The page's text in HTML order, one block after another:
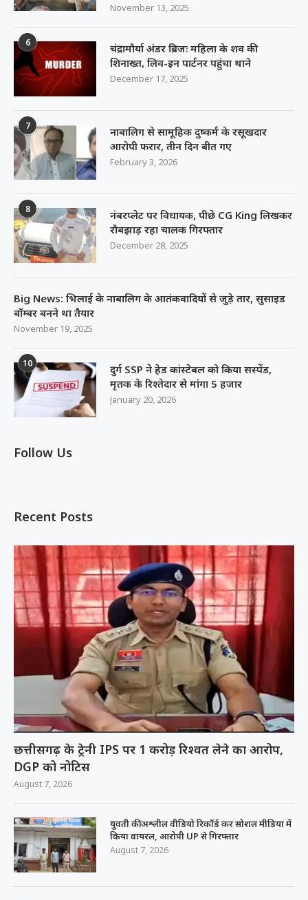
November 13, 2025
6
चंद्रामौर्या अंडर ब्रिजः महिला के शव की
शिनाख्त, लिव-इन पार्टनर पहुंचा थाने
December 17, 2025
7
नाबालिग से सामूहिक दुष्कर्म के रसूखदार
आरोपी फरार, तीन दिन बीत गए
February 3, 2026
8
नंबरप्लेट पर विधायक, पीछे CG King लिखकर
रौबझाड़ रहा चालक गिरफ्तार
December 28, 2025
Big News: भिलाई के नाबालिग के आतंकवादियों से जुड़े तार, सुसाइड
बॉम्बर बनने था तैयार
November 19, 2025
10
दुर्ग SSP ने हेड कांस्टेबल को किया सस्पेंड,
मृतक के रिश्तेदार से मांगा 5 हजार
January 20, 2026
Follow Us
Recent Posts
छत्तीसगढ़ के ट्रेनी IPS पर 1 करोड़ रिश्वत लेने का आरोप,
DGP को नोटिस
August 7, 2026
युवती की अश्लील वीडियो रिकॉर्ड कर सोशल मीडिया में
किया वायरल, आरोपी UP से गिरफ्तार
August 7, 2026